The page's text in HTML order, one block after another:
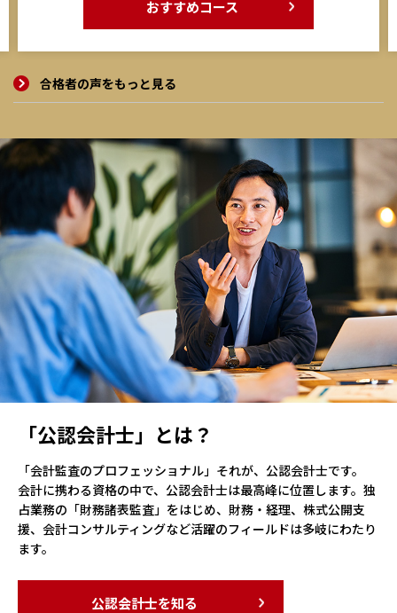
おすすめコース
合格者の声をもっと見る
「公認会計士」とは？
「会計監査のプロフェッショナル」それが、公認会計士です。
会計に携わる資格の中で、公認会計士は最高峰に位置します。独
占業務の「財務諸表監査」をはじめ、財務・経理、株式公開支
援、会計コンサルティングなど活躍のフィールドは多岐にわたり
ます。
公認会計士を知る